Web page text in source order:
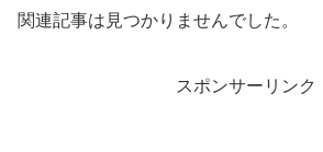
関連記事は見つかりませんでした。
スポンサーリンク